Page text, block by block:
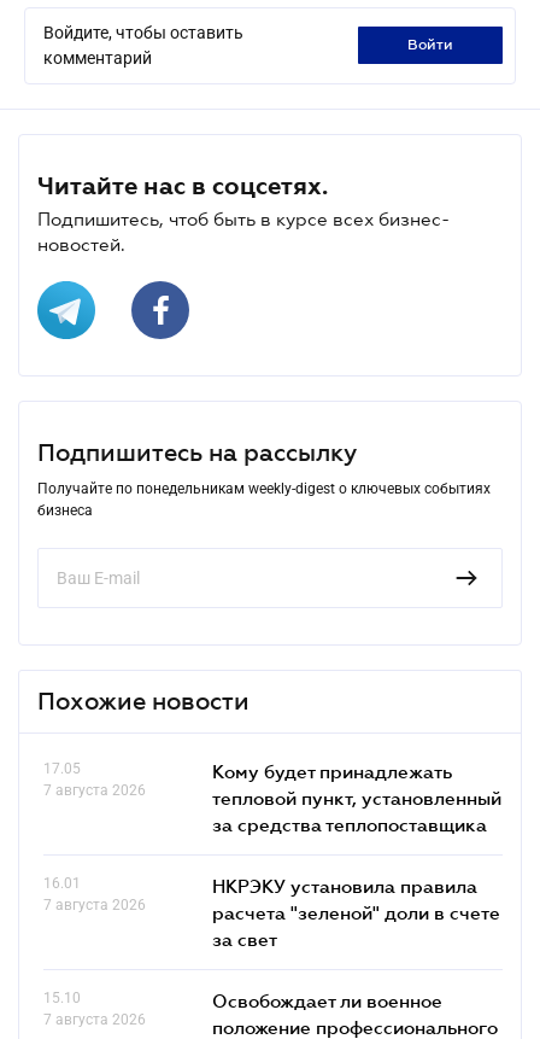
Войдите, чтобы оставить
комментарий
войти
Читайте нас в соцсетях.
Подпишитесь, чтоб быть в курсе всех бизнес-
новостей.
Подпишитесь на рассылку
Получайте по понедельникам weekly-digest о ключевых событиях
бизнеса
Похожие новости
17.05
7 августа 2026
Кому будет принадлежать
тепловой пункт, установленный
за средства теплопоставщика
16.01
7 августа 2026
НКРЭКУ установила правила
расчета "зеленой" доли в счете
за свет
15.10
7 августа 2026
Освобождает ли военное
положение профессионального